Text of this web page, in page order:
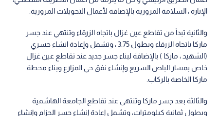
الإنارة ، السلامة المرورية بالإضافة لأعمال التحويلات المرورية.
والثانیة تبدأ من تقاطع عین غزال باتجاه الزرقاء وتنتھي عند جسر
ماركا باتجاه الزرقاء وبطول 3.75 ، وتشمل وإعادة انشاء جسري
(الشهيد ، ماركا ) بالإضافة لبناء جسر جديد عند تقاطع عين غزال
خاص بمسار الباص السريع وإنشاء نفق حي المزارع وبناء محطة
ماركا الخاصة بالركاب.
والثالثة بعد جسر ماركا وتنتھي عند تقاطع الجامعة الهاشمية
وبطول ثمانیة كیلومترات، وتشمل إعادة إنشاء جسر الحزام وإنشاء